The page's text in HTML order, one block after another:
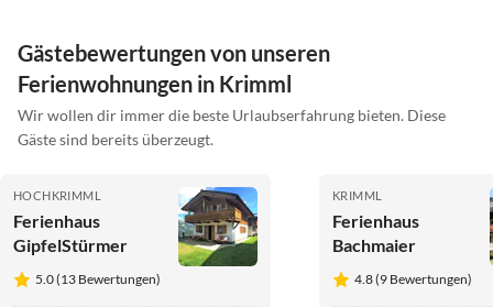
Gästebewertungen von unseren
Ferienwohnungen in Krimml
Wir wollen dir immer die beste Urlaubserfahrung bieten. Diese
Gäste sind bereits überzeugt.
HOCHKRIMML
Ferienhaus
GipfelStürmer
5.0 (13 Bewertungen)
KRIMML
Ferienhaus
Bachmaier
4.8 (9 Bewertungen)